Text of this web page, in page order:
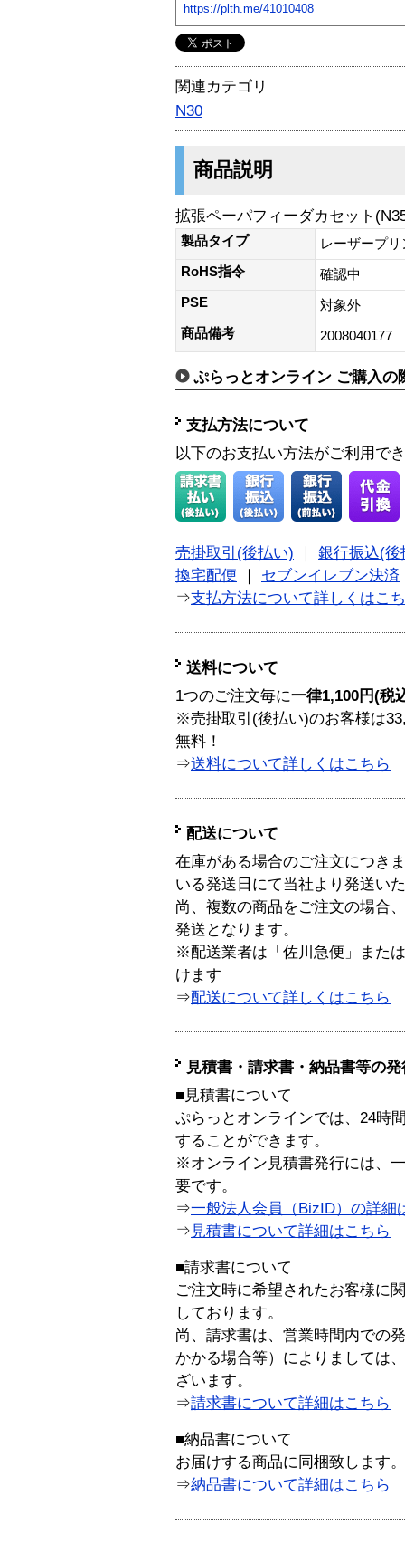
https://plth.me/41010408
関連カテゴリ
N30
商品説明
拡張ペーパフィーダカセット
製品タイプ
レーザープ
RoHS指令
確認中
PSE
対象外
商品備考
2008040177
ぷらっとオンライン ご購入の
支払方法について
以下のお支払い方法がご利用で
売掛取引(後払い)
銀行振込(後
換宅配便
セブンイレブン決済
⇒支払方法について詳しくはこ
送料について
1つのご注文毎に一律1,100円(税
※売掛取引(後払い)のお客様は
無料！
⇒送料について詳しくはこちら
配送について
在庫がある場合のご注文につき
いる発送日にて当社より発送い
尚、複数の商品をご注文の場合
発送となります。
※配送業者は「佐川急便」また
けます
⇒配送について詳しくはこちら
見積書・請求書・納品書等の
■見積書について
ぷらっとオンラインでは、24時
することができます。
※オンライン見積書発行には、
要です。
⇒一般法人会員（BizID）の詳細
⇒ 見積書について詳細はこちら
■請求書について
ご注文時に希望されたお客様に
しております。
尚、請求書は、営業時間内での
かかる場合等）によりましては
ざいます。
⇒請求書について詳細はこちら
■納品書について
お届けする商品に同梱致します。
⇒納品書について詳細はこちら